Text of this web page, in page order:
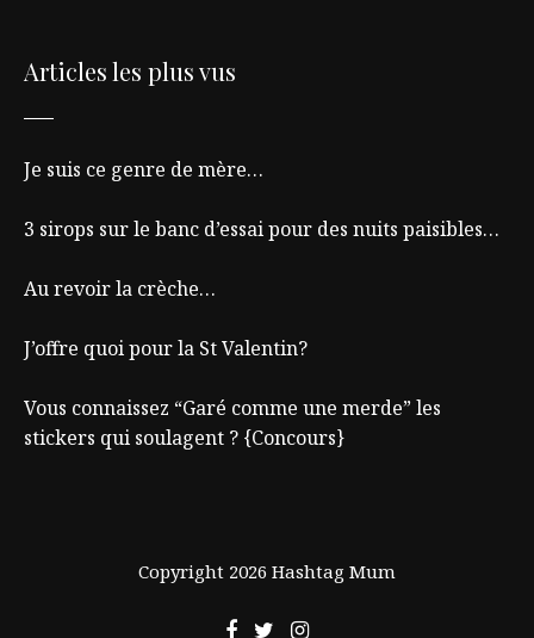
Articles les plus vus
Je suis ce genre de mère…
3 sirops sur le banc d’essai pour des nuits paisibles…
Au revoir la crèche…
J’offre quoi pour la St Valentin?
Vous connaissez “Garé comme une merde” les
stickers qui soulagent ? {Concours}
Copyright 2026 Hashtag Mum